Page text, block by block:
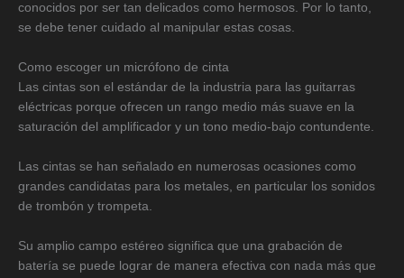
conocidos por ser tan delicados como hermosos. Por lo tanto,
se debe tener cuidado al manipular estas cosas.
Como escoger un micrófono de cinta
Las cintas son el estándar de la industria para las guitarras
eléctricas porque ofrecen un rango medio más suave en la
saturación del amplificador y un tono medio-bajo contundente.
Las cintas se han señalado en numerosas ocasiones como
grandes candidatas para los metales, en particular los sonidos
de trombón y trompeta.
Su amplio campo estéreo significa que una grabación de
batería se puede lograr de manera efectiva con nada más que